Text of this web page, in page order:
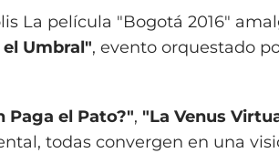
La película "Bogotá 2016"
Umbral", evento orquestado
Paga el Pato?", "La Venus
todas convergen en una